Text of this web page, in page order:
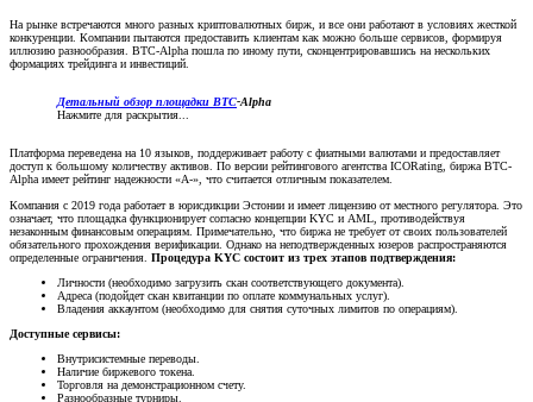
На рынке встречаются много разных криптовалютных бирж, и все они работают в условиях жесткой
конкуренции. Компании пытаются предоставить клиентам как можно больше сервисов, формируя
иллюзию разнообразия. BTC-Alpha пошла по иному пути, сконцентрировавшись на нескольких
формациях трейдинга и инвестиций.
Детальный обзор площадки BTC-Alpha
Нажмите для раскрытия...
Платформа переведена на 10 языков, поддерживает работу с фиатными валютами и предоставляет
доступ к большому количеству активов. По версии рейтингового агентства ICORating, биржа BTC-
Alpha имеет рейтинг надежности «А-», что считается отличным показателем.
Компания с 2019 года работает в юрисдикции Эстонии и имеет лицензию от местного регулятора. Это
означает, что площадка функционирует согласно концепции KYC и AML, противодействуя
незаконным финансовым операциям. Примечательно, что биржа не требует от своих пользователей
обязательного прохождения верификации. Однако на неподтвержденных юзеров распространяются
определенные ограничения. Процедура KYC состоит из трех этапов подтверждения:
Личности (необходимо загрузить скан соответствующего документа).
Адреса (подойдет скан квитанции по оплате коммунальных услуг).
Владения аккаунтом (необходимо для снятия суточных лимитов по операциям).
Доступные сервисы:
Внутрисистемные переводы.
Наличие биржевого токена.
Торговля на демонстрационном счету.
Разнообразные турниры.